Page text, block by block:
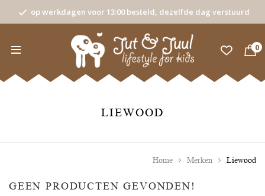
op werkdagen voor 13:00 besteld, dezelfde dag verstuurd
0
LIEWOOD
Home Merken Liewood
GEEN PRODUCTEN GEVONDEN!